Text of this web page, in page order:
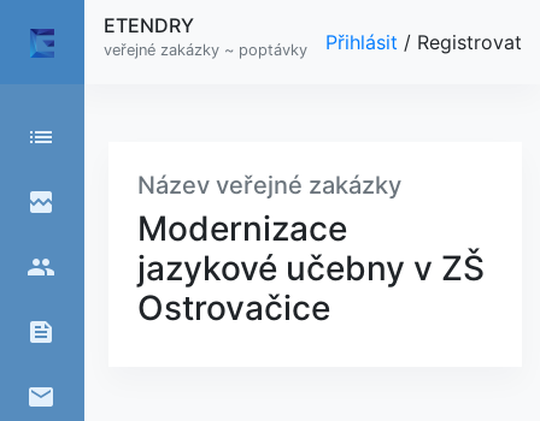
list
broken_image
people
feed
email
ETENDRY
veřejné zakázky ~ poptávky Přihlásit / Registrovat
Název veřejné zakázky
Modernizace
jazykové učebny v ZŠ
Ostrovačice